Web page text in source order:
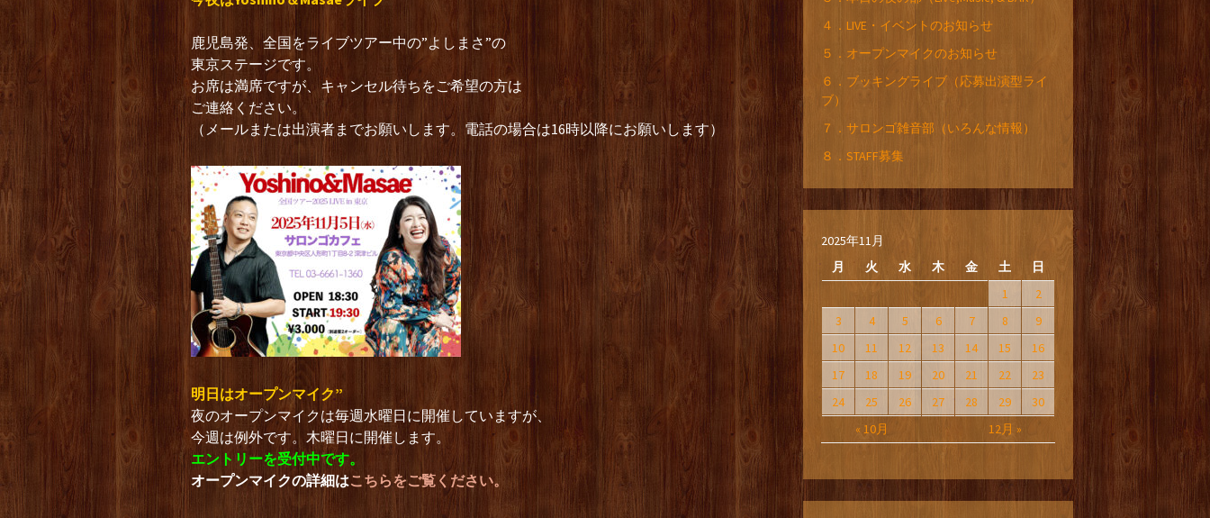
鹿児島発、全国をライブツアー中の”よしまさ”の
東京ステージです。
お席は満席ですが、キャンセル待ちをご希望の方は
ご連絡ください。
（メールまたは出演者までお願いします。電話の場合は16時以降にお願いします）
明日はオープンマイク”
夜のオープンマイクは毎週水曜日に開催していますが、
今週は例外です。木曜日に開催します。
エントリーを受付中です。
オープンマイクの詳細はこちらをご覧ください。
４．LIVE・イベントのお知らせ
５．オープンマイクのお知らせ
６．ブッキングライブ（応募出演型ライ
ブ）
７．サロンゴ雑音部（いろんな情報）
８．STAFF募集
2025年11月
月
火 水 木 金 土 日
« 10月 12月 »
1
2
3
4 5 6 7 8
9
10
11 12 13 14 15
16
17
18 19 20 21 22
23
24
25 26 27 28 29 30